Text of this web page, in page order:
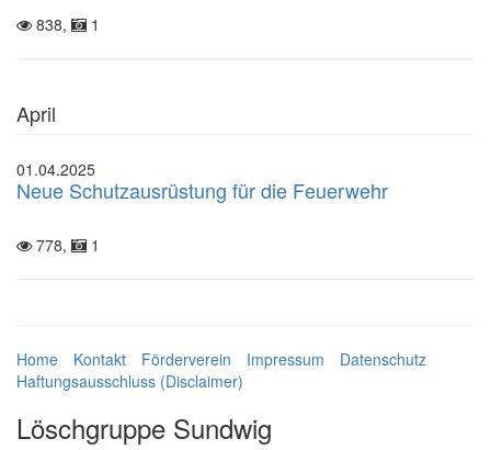
838, 1
April
01.04.2025
Neue Schutzausrüstung für die Feuerwehr
778, 1
Home Kontakt Förderverein Impressum
Datenschutz
Haftungsausschluss (Disclaimer)
Löschgruppe Sundwig